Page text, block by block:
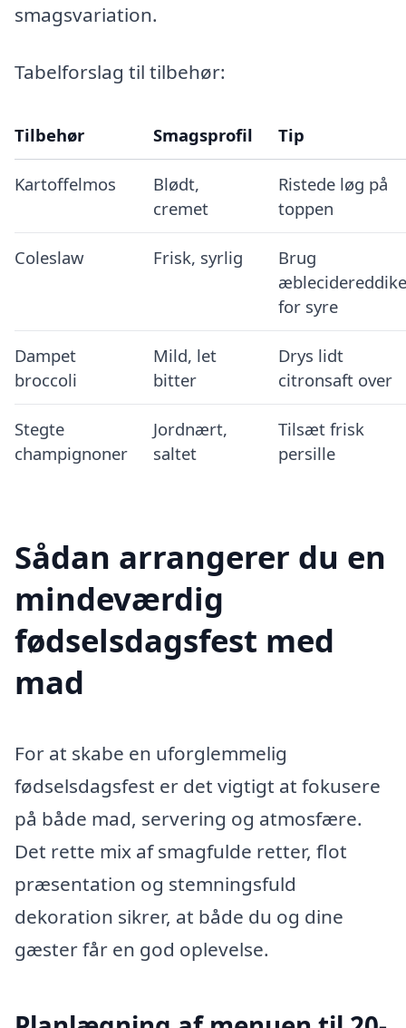
smagsvariation.
Tabelforslag til tilbehør:
Tilbehør Smagsprofil Tip
Kartoffelmos
Blødt,
cremet
Ristede løg på
toppen
Coleslaw Frisk, syrlig
Brug
æblecidereddike
for syre
Dampet
broccoli
Mild, let
bitter
Drys lidt
citronsaft over
Stegte
champignoner
Jordnært,
saltet
Tilsæt frisk
persille
Sådan arrangerer du en
mindeværdig
fødselsdagsfest med
mad
For at skabe en uforglemmelig
fødselsdagsfest er det vigtigt at fokusere
på både mad, servering og atmosfære.
Det rette mix af smagfulde retter, flot
præsentation og stemningsfuld
dekoration sikrer, at både du og dine
gæster får en god oplevelse.